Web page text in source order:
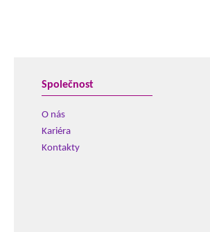
Společnost
O nás
Kariéra
Kontakty